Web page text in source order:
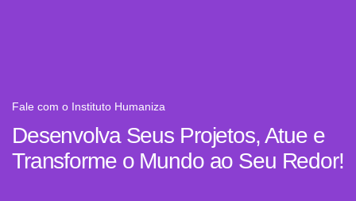
Fale com o Instituto Humaniza
Desenvolva Seus Projetos, Atue e
Transforme o Mundo ao Seu Redor!